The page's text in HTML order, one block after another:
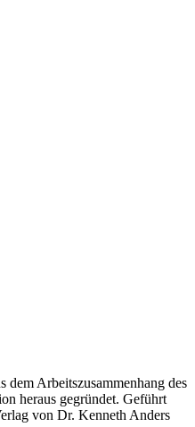
Arbeitszusammenhang des
heraus gegründet. Geführt
von Dr. Kenneth Anders